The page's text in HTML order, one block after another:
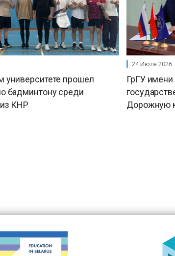
университете прошел
бадминтону среди
КНР
24 Июля 2026
ГрГУ
Дорожную